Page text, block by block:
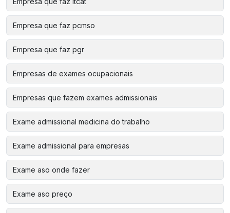
Empresa que faz pcmso
Empresa que faz pgr
Empresas de exames ocupacionais
Empresas que fazem exames admissionais
Exame admissional medicina do trabalho
Exame admissional para empresas
Exame aso onde fazer
Exame aso preço